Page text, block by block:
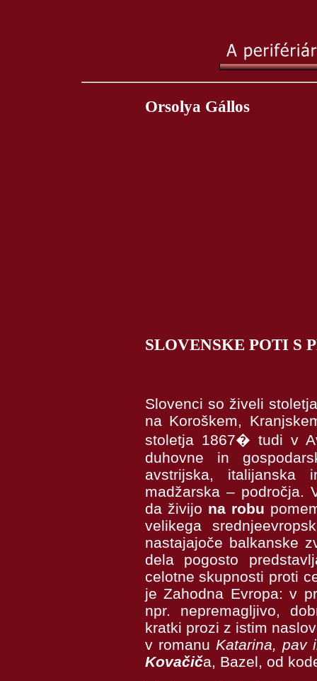
Orsolya Gállos
SLOVENSKE POTI S
Slovenci so živeli
na Koroškem,
stoletja 1867� tudi v
duhovne in
avstrijska,
madžarska – področja.
da živijo na robu
velikega
nastajajoče balkanske
dela pogosto
celotne skupnosti proti
je Zahodna Evropa: v
npr. nepremagljivo,
kratki prozi z istim
v romanu Katarina, pav
Kovačiča, Bazel, od